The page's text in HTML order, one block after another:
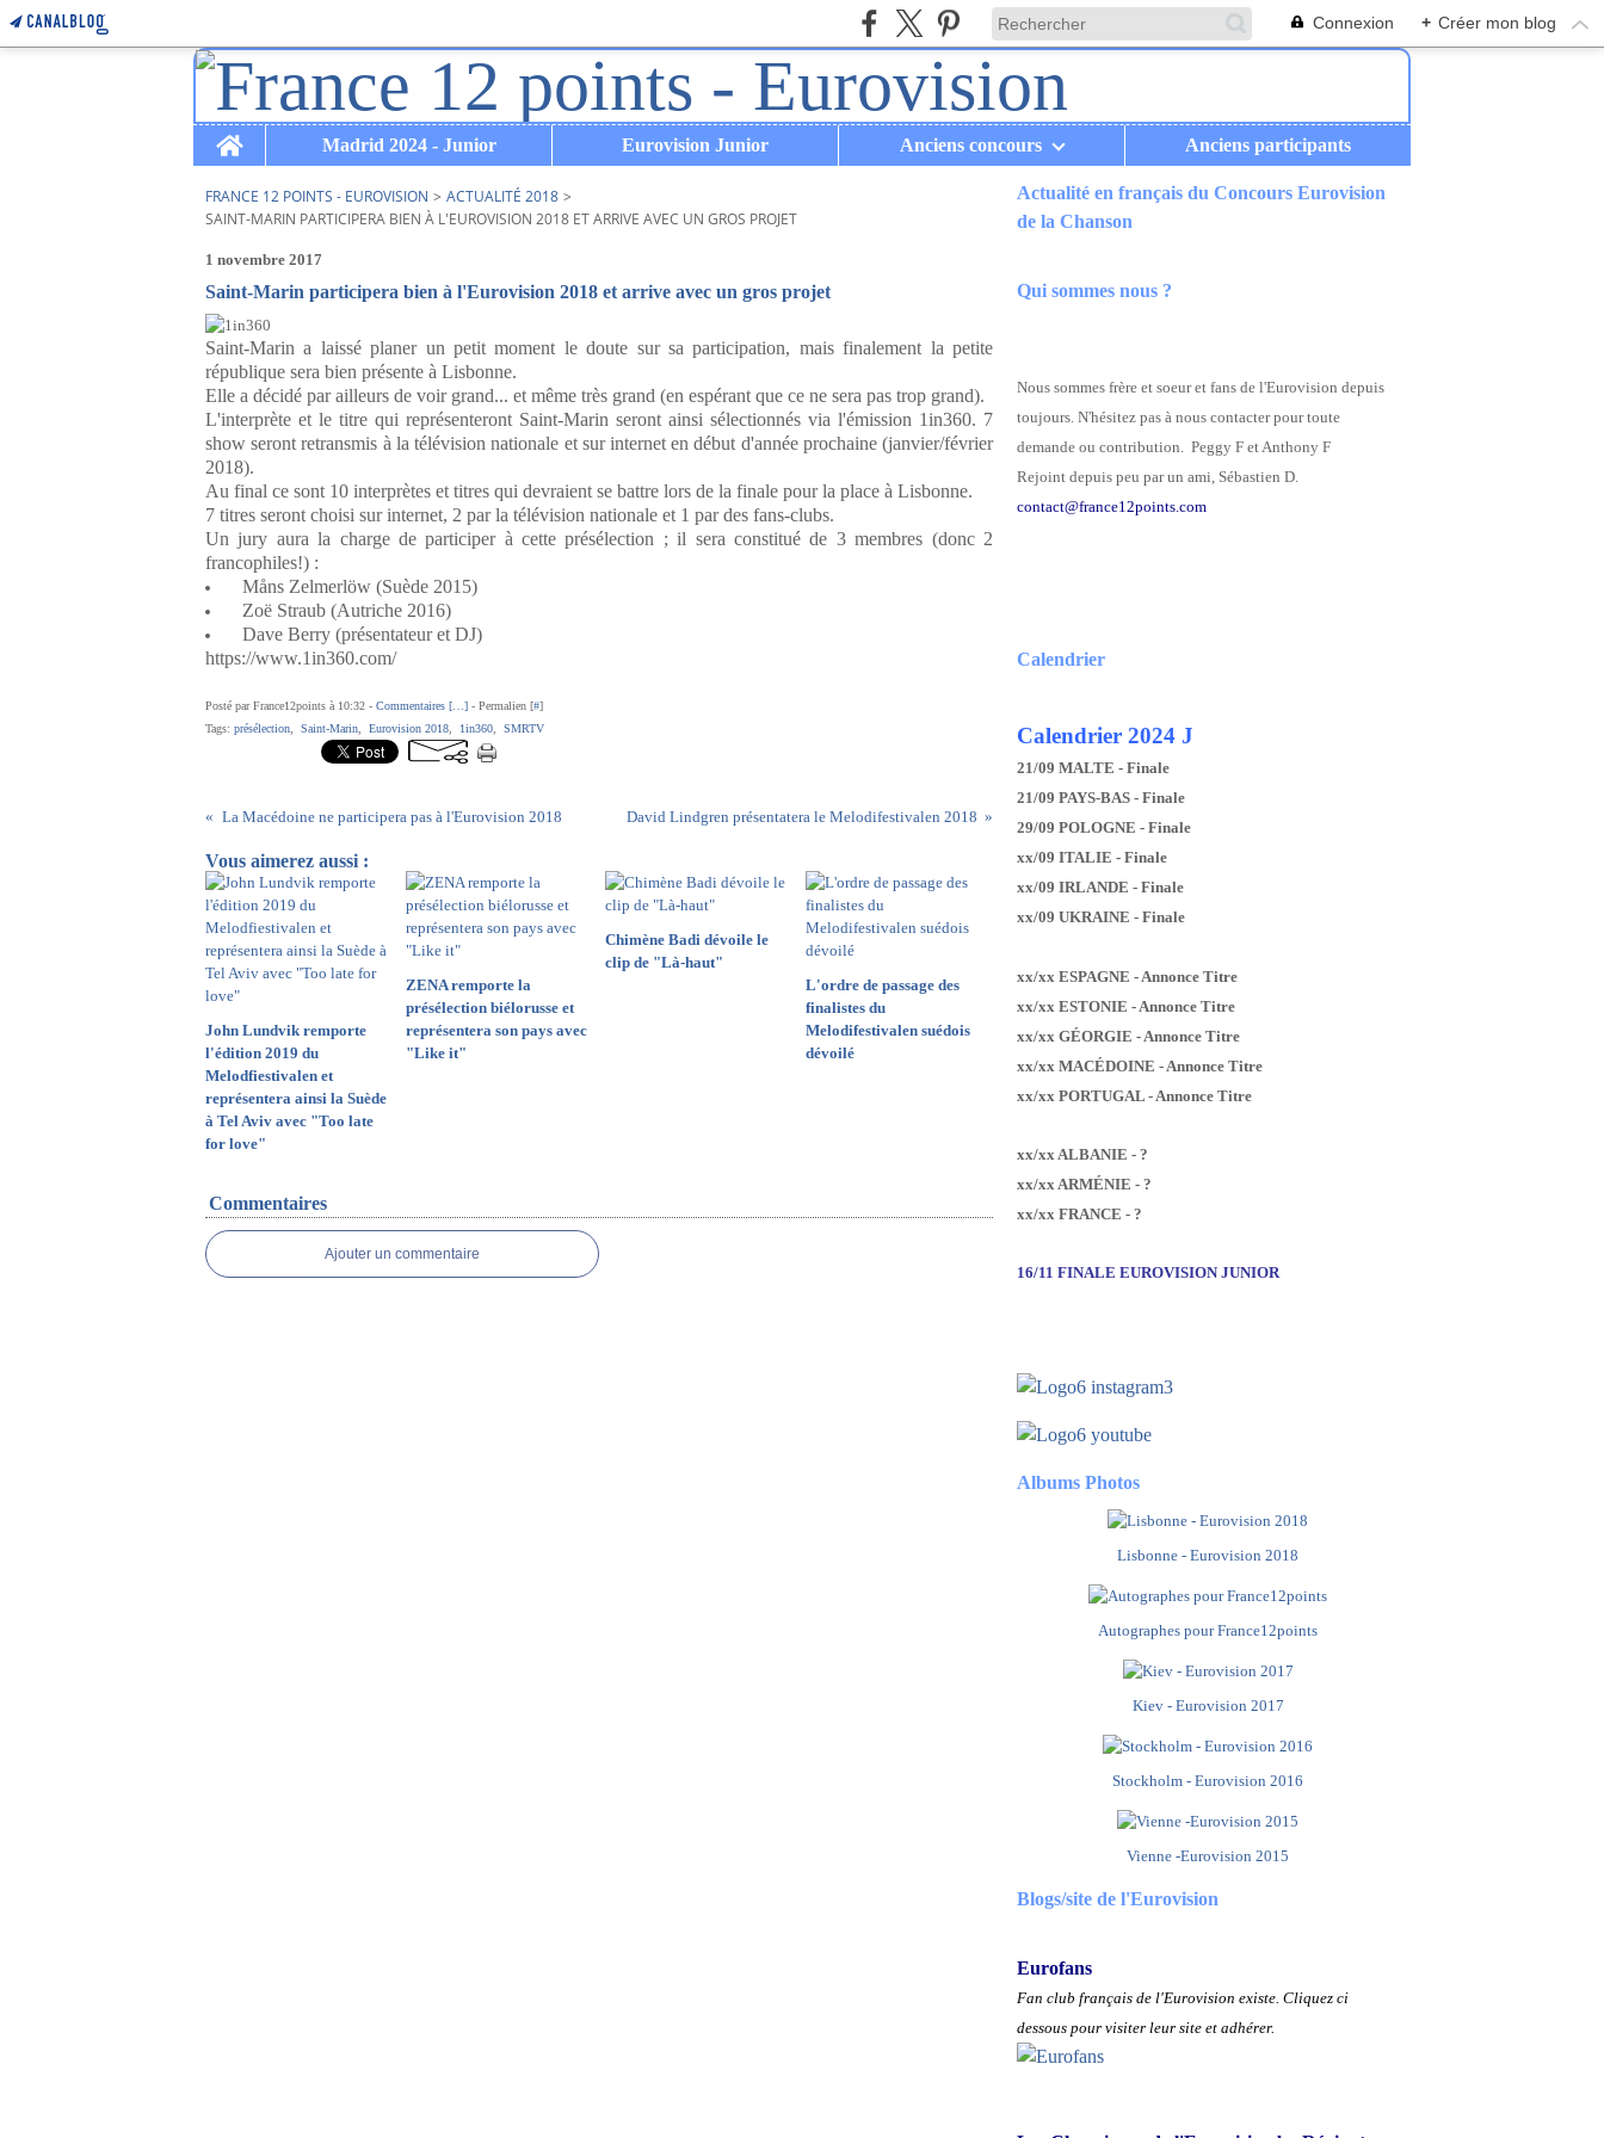
Connexion + Créer mon blog
Home
Madrid 2024 - Junior Eurovision Junior Anciens concours Anciens participants
FRANCE 12 POINTS - EUROVISION > ACTUALITÉ 2018 >
SAINT-MARIN PARTICIPERA BIEN À L'EUROVISION 2018 ET ARRIVE AVEC UN GROS PROJET
1 novembre 2017
Saint-Marin participera bien à l'Eurovision 2018 et arrive avec un gros projet
Saint-Marin a laissé planer un petit moment le doute sur sa participation, mais finalement la petite
république sera bien présente à Lisbonne.
Elle a décidé par ailleurs de voir grand... et même très grand (en espérant que ce ne sera pas trop grand).
L'interprète et le titre qui représenteront Saint-Marin seront ainsi sélectionnés via l'émission 1in360. 7
show seront retransmis à la télévision nationale et sur internet en début d'année prochaine (janvier/février
2018).
Au final ce sont 10 interprètes et titres qui devraient se battre lors de la finale pour la place à Lisbonne.
7 titres seront choisi sur internet, 2 par la télévision nationale et 1 par des fans-clubs.
Un jury aura la charge de participer à cette présélection ; il sera constitué de 3 membres (donc 2
francophiles!) :
Måns Zelmerlöw (Suède 2015)
Zoë Straub (Autriche 2016)
Dave Berry (présentateur et DJ)
https://www.1in360.com/
Posté par France12points à 10:32 - Commentaires [ ] - Permalien [#]
Tags: présélection Saint-Marin Eurovision 2018 1in360 SMRTV
La Macédoine ne participera pas à l'Eurovision 2018 David Lindgren présentatera le Melodifestivalen 2018
Vous aimerez aussi :
John Lundvik remporte
l'édition 2019 du
Melodfiestivalen et
représentera ainsi la Suède
à Tel Aviv avec "Too late
for love"
ZENA remporte la
présélection biélorusse et
représentera son pays avec
"Like it"
Chimène Badi dévoile le
clip de "Là-haut"
L'ordre de passage des
finalistes du
Melodifestivalen suédois
dévoilé
Commentaires
Ajouter un commentaire
Actualité en français du Concours Eurovision
de la Chanson
Qui sommes nous ?
Nous sommes frère et soeur et fans de l'Eurovision depuis
toujours. N'hésitez pas à nous contacter pour toute
demande ou contribution. Peggy F et Anthony F
Rejoint depuis peu par un ami, Sébastien D.
contact@france12points.com
Calendrier
Calendrier 2024 J
21/09 MALTE - Finale
21/09 PAYS-BAS - Finale
29/09 POLOGNE - Finale
xx/09 ITALIE - Finale
xx/09 IRLANDE - Finale
xx/09 UKRAINE - Finale
xx/xx ESPAGNE - Annonce Titre
xx/xx ESTONIE - Annonce Titre
xx/xx GÉORGIE - Annonce Titre
xx/xx MACÉDOINE - Annonce Titre
xx/xx PORTUGAL - Annonce Titre
xx/xx ALBANIE - ?
xx/xx ARMÉNIE - ?
xx/xx FRANCE - ?
16/11 FINALE EUROVISION JUNIOR
Albums Photos
Lisbonne - Eurovision 2018
Autographes pour France12points
Kiev - Eurovision 2017
Stockholm - Eurovision 2016
Vienne -Eurovision 2015
Blogs/site de l'Eurovision
Eurofans
Fan club français de l'Eurovision existe. Cliquez ci
dessous pour visiter leur site et adhérer.